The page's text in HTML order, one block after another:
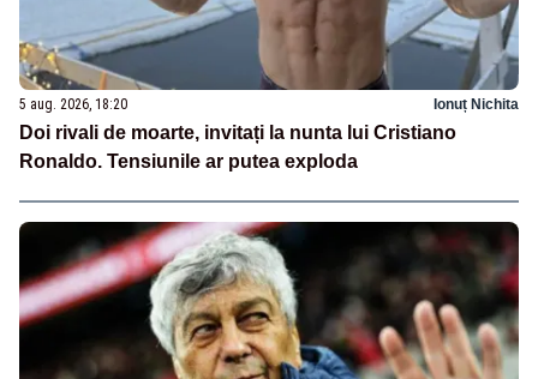
5 aug. 2026, 18:20 Ionuț Nichita
Doi rivali de moarte, invitați la nunta lui Cristiano
Ronaldo. Tensiunile ar putea exploda